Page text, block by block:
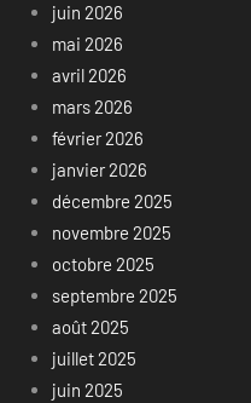
juin 2026
mai 2026
avril 2026
mars 2026
février 2026
janvier 2026
décembre 2025
novembre 2025
octobre 2025
septembre 2025
août 2025
juillet 2025
juin 2025